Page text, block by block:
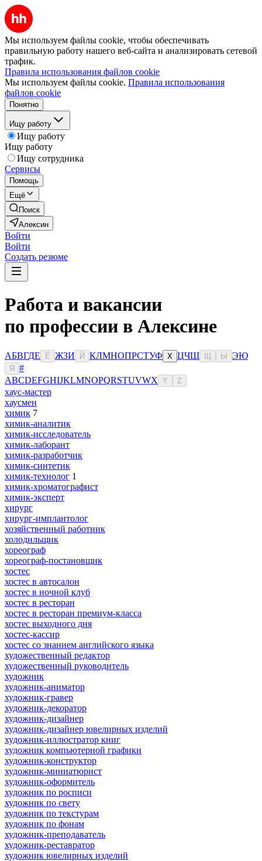
Мы используем файлы cookie, чтобы обеспечивать
правильную работу нашего веб-сайта и анализировать сетевой
трафик.
Правила использования файлов cookie
Мы используем файлы cookie. Правила использования
файлов cookie
Понятно
Ищу работу
Ищу работу
Ищу работу
Ищу сотрудника
Сервисы
Помощь
Ещё
Поиск
Алексин
Войти
Войти
Создать резюме
Работа и вакансии
по профессии в Алексине
АБВГДЕ Ё ЖЗИ Й КЛМНОПРСТУФ Х ЦЧШ Ы ЭЮ
Я
#
ABCDEFGHIJKLMNOPQRSTUVWX Y Z
хаус-мастер
хаусмен
химик 7
химик-аналитик
химик-исследователь
химик-лаборант
химик-разработчик
химик-синтетик
химик-технолог 1
химик-хроматографист
химик-эксперт
хирург
хирург-имплантолог
хозяйственный работник
холодильщик
хореограф
хореограф-постановщик
хостес
хостес в автосалон
хостес в ночной клуб
хостес в ресторан
хостес в ресторан премиум-класса
хостес выходного дня
хостес-кассир
хостес со знанием английского языка
художественный редактор
художественный руководитель
художник
художник-аниматор
художник-гравер
художник-декоратор
художник-дизайнер
художник-дизайнер ювелирных изделий
художник-иллюстратор книг
художник компьютерной графики
художник-конструктор
художник-миниатюрист
художник-оформитель
художник по росписи
художник по свету
художник по текстурам
художник по фонам
художник-преподаватель
художник-реставратор
художник ювелирных изделий